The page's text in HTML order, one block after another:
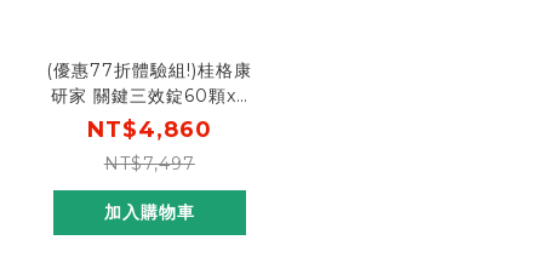
(優惠77折體驗組!)桂格康
研家 關鍵三效錠60顆x3
盒 [輸碼go300 再折
$300， 折後$4,560]
NT$4,860
NT$7,497
加入購物車